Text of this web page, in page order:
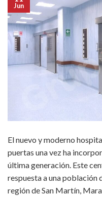
Jun
El nuevo y moderno
puertas una vez ha
última generación. Este
respuesta a una población
región de San Martín,